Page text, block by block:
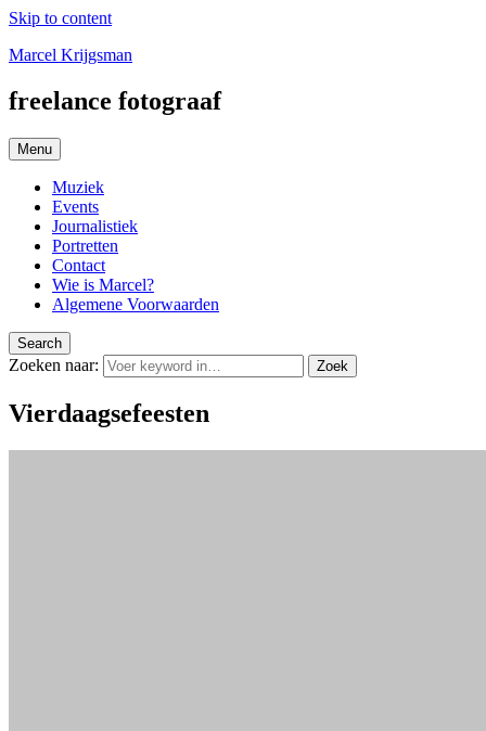
Skip to content
Marcel Krijgsman
freelance fotograaf
Menu
Muziek
Events
Journalistiek
Portretten
Contact
Wie is Marcel?
Algemene Voorwaarden
Search
Zoeken naar: Zoek
Vierdaagsefeesten